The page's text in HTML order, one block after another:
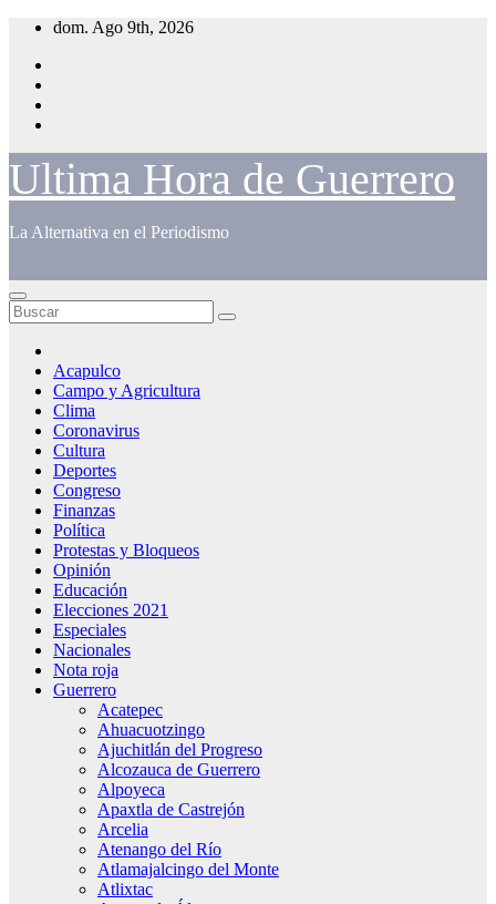
Saltar
contenido
dom. Ago 9th, 2026
Ultima Hora de Guerrero
La Alternativa en el Periodismo
Acapulco
Campo y Agricultura
Clima
Coronavirus
Cultura
Deportes
Congreso
Finanzas
Política
Protestas y Bloqueos
Opinión
Educación
Elecciones 2021
Especiales
Nacionales
Nota roja
Guerrero
Acatepec
Ahuacuotzingo
Ajuchitlán del Progreso
Alcozauca de Guerrero
Alpoyeca
Apaxtla de Castrejón
Arcelia
Atenango del Río
Atlamajalcingo del Monte
Atlixtac